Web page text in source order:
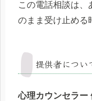
この電話相談は、
のまま受け止める
提供者につい
心理カウンセラー